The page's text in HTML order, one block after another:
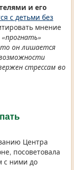
и его
с детьми без
мнение
он лишается
стрессам во
Центра
посоветовала
с ними до